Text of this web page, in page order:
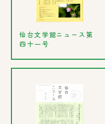
仙台文学館ニュース第
四十一号